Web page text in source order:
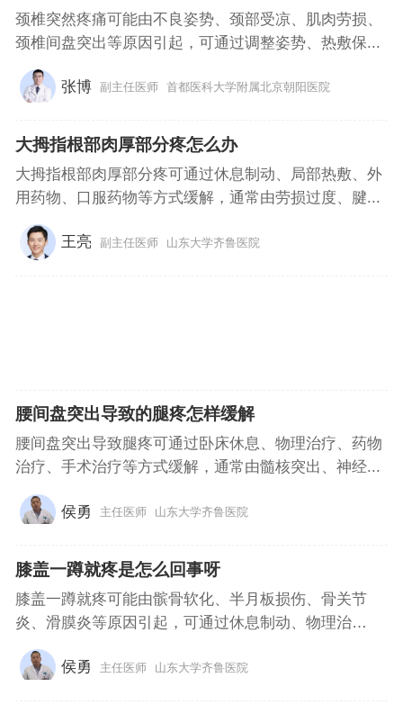
颈椎突然疼痛可能由不良姿势、颈部受凉、肌肉劳损、
颈椎间盘突出等原因引起，可通过调整姿势、热敷保...
张博 副主任医师 首都医科大学附属北京朝阳医院
大拇指根部肉厚部分疼怎么办
大拇指根部肉厚部分疼可通过休息制动、局部热敷、外
用药物、口服药物等方式缓解，通常由劳损过度、腱...
王亮 副主任医师 山东大学齐鲁医院
腰间盘突出导致的腿疼怎样缓解
腰间盘突出导致腿疼可通过卧床休息、物理治疗、药物
治疗、手术治疗等方式缓解，通常由髓核突出、神经...
侯勇 主任医师 山东大学齐鲁医院
膝盖一蹲就疼是怎么回事呀
膝盖一蹲就疼可能由髌骨软化、半月板损伤、骨关节
炎、滑膜炎等原因引起，可通过休息制动、物理治
疗、...
侯勇
主任医师 山东大学齐鲁医院